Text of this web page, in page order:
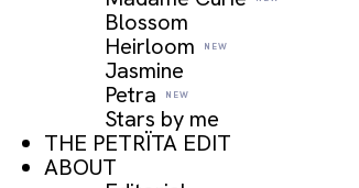
Blossom
Heirloom
Jasmine
Petra
Stars by me
THE PETRÏTA EDIT
ABOUT